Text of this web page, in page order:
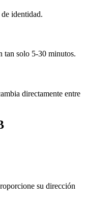
identidad.
tan solo 5-30 minutos.
directamente entre
su dirección